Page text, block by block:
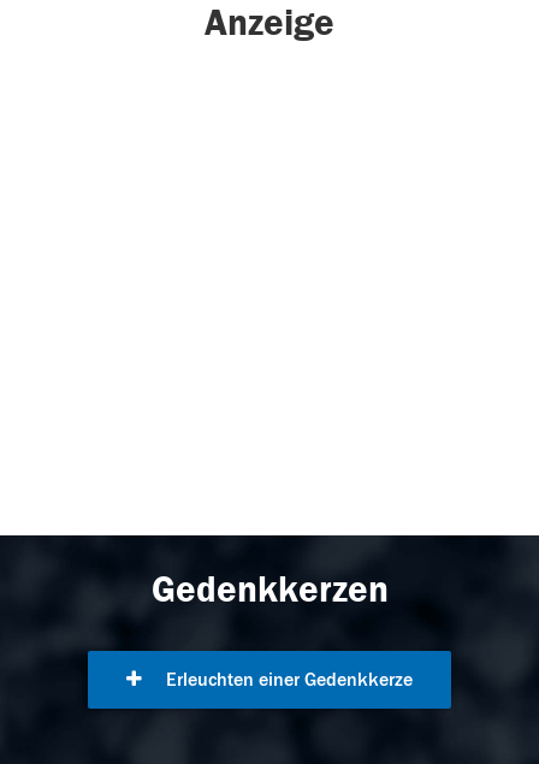
Anzeige
Gedenkkerzen
Erleuchten einer Gedenkkerze